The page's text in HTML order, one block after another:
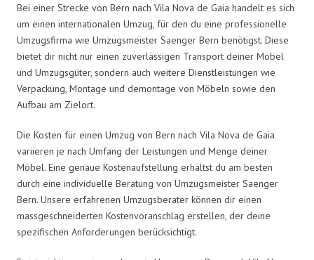
Bei einer Strecke von Bern nach Vila Nova de Gaia handelt es sich
um einen internationalen Umzug, für den du eine professionelle
Umzugsfirma wie Umzugsmeister Saenger Bern benötigst. Diese
bietet dir nicht nur einen zuverlässigen Transport deiner Möbel
und Umzugsgüter, sondern auch weitere Dienstleistungen wie
Verpackung, Montage und demontage von Möbeln sowie den
Aufbau am Zielort.
Die Kosten für einen Umzug von Bern nach Vila Nova de Gaia
variieren je nach Umfang der Leistungen und Menge deiner
Möbel. Eine genaue Kostenaufstellung erhältst du am besten
durch eine individuelle Beratung von Umzugsmeister Saenger
Bern. Unsere erfahrenen Umzugsberater können dir einen
massgeschneiderten Kostenvoranschlag erstellen, der deine
spezifischen Anforderungen berücksichtigt.